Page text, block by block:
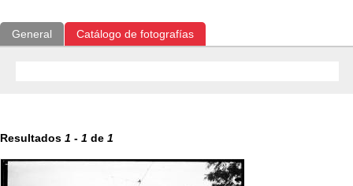
General Catálogo de fotografías
Resultados 1 - 1 de 1